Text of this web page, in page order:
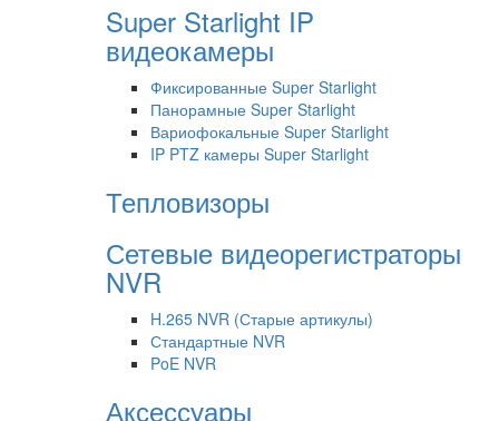
Super Starlight IP
видеокамеры
Фиксированные Super Starlight
Панорамные Super Starlight
Вариофокальные Super Starlight
IP PTZ камеры Super Starlight
Тепловизоры
Сетевые видеорегистраторы
NVR
H.265 NVR (Старые артикулы)
Стандартные NVR
PoE NVR
Аксессуары